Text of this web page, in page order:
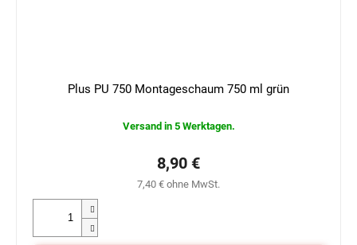
Plus PU 750 Montageschaum 750 ml grün
Versand in 5 Werktagen.
7,40 € ohne MwSt.
8,90 €